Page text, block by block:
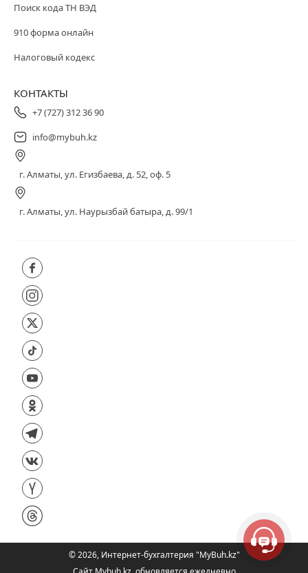
Поиск кода ТН ВЭД
910 форма онлайн
Налоговый кодекс
КОНТАКТЫ
+7 (727) 312 36 90
info@mybuh.kz
г. Алматы, ул. Егизбаева, д. 52, оф. 5
г. Алматы, ул. Наурызбай батыра, д. 99/1
©2026, Интернет-бухгалтерия "MyBuh.kz"